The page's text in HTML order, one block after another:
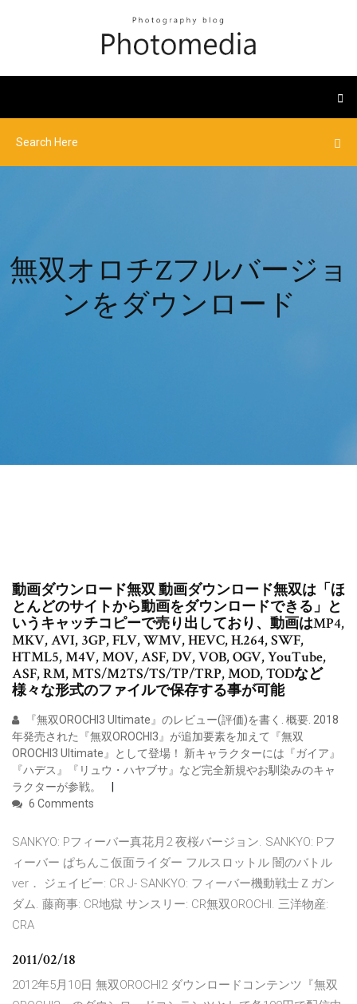
無双オロチZフルバージョ
ンをダウンロード
動画ダウンロード無双 動画ダウンロード無双は「ほ
とんどのサイトから動画をダウンロードできる」と
いうキャッチコピーで売り出しており、動画はMP4,
MKV, AVI, 3GP, FLV, WMV, HEVC, H.264, SWF,
HTML5, M4V, MOV, ASF, DV, VOB, OGV, YouTube,
ASF, RM, MTS/M2TS/TS/TP/TRP, MOD, TODなど
様々な形式のファイルで保存する事が可能
『無双OROCHI3 Ultimate』のレビュー(評価)を書く. 概要. 2018
年発売された『無双OROCHI3』が追加要素を加えて『無双
OROCHI3 Ultimate』として登場！ 新キャラクターには『ガイア』
『ハデス』『リュウ・ハヤブサ』など完全新規やお馴染みのキャ
ラクターが参戦。
6 Comments
SANKYO: Pフィーバー真花月2 夜桜バージョン. SANKYO: Pフ
ィーバー ぱちんこ仮面ライダー フルスロットル 闇のバトル
ver． ジェイビー: CR J- SANKYO: フィーバー機動戦士Ｚガン
ダム. 藤商事: CR地獄 サンスリー: CR無双OROCHI. 三洋物産:
CRA
2011/02/18
2012年5月10日 無双OROCHI2 ダウンロードコンテンツ『無双